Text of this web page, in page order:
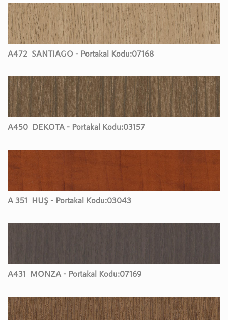
A472 SANTIAGO - Portakal Kodu:07168
A450 DEKOTA - Portakal Kodu:03157
A 351 HUŞ - Portakal Kodu:03043
A431 MONZA - Portakal Kodu:07169